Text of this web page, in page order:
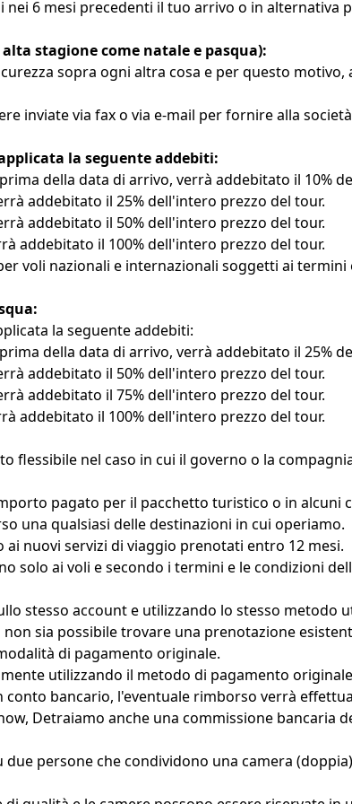
6 mesi precedenti il tuo arrivo o in
stagione come natale e pasqua):
sopra ogni altra cosa e per questo
inviate via fax o via e-mail per fornire alla
la seguente addebiti:
della data di arrivo, verrà addebitato il 10%
addebitato il 25% dell'intero prezzo del tour.
addebitato il 50% dell'intero prezzo del tour.
addebitato il 100% dell'intero prezzo del tour.
voli nazionali e internazionali soggetti ai
la seguente addebiti:
della data di arrivo, verrà addebitato il 25%
addebitato il 50% dell'intero prezzo del tour.
addebitato il 75% dell'intero prezzo del tour.
addebitato il 100% dell'intero prezzo del tour.
flessibile nel caso in cui il governo o la
pagato per il pacchetto turistico o in
una qualsiasi delle destinazioni in cui operiamo.
nuovi servizi di viaggio prenotati entro 12 mesi.
solo ai voli e secondo i termini e le condizioni
stesso account e utilizzando lo stesso metodo
sia possibile trovare una prenotazione
di pagamento originale.
utilizzando il metodo di pagamento
bancario, l'eventuale rimborso verrà
Detraiamo anche una commissione bancaria
due persone che condividono una camera